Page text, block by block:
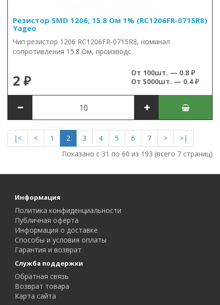
Резистор SMD 1206, 15.8 Ом 1% (RC1206FR-0715R8)
Yageo
Чип резистор 1206 RC1206FR-0715R8, номинал
сопротивления 15.8 Ом, производс..
2 ₽
От 100шт. — 0.8 ₽
От 5000шт. — 0.4 ₽
|< < 1 2 3 4 5 6 7 >
>|
Показано с 31 по 60 из 193 (всего 7 страниц)
Информация
Политика конфиденциальности
Публичная оферта
Информация о доставке
Способы и условия оплаты
Гарантия и возврат
Служба поддержки
Обратная связь
Возврат товара
Карта сайта